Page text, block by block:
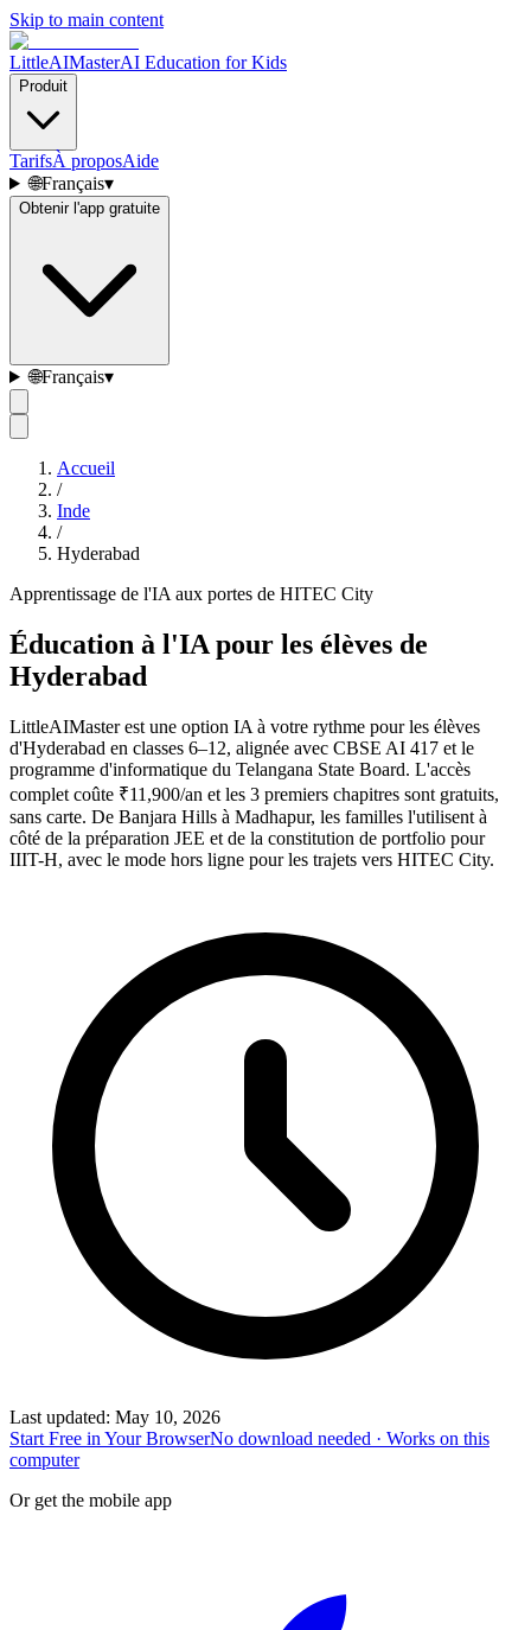
Skip to main content
LittleAIMasterAI Education for Kids
Produit
TarifsÀ proposAide
🌐Français▾
Obtenir l'app gratuite
🌐Français▾
Accueil
/
Inde
/
Hyderabad
Apprentissage de l'IA aux portes de HITEC City
Éducation à l'IA pour les élèves de
Hyderabad
LittleAIMaster est une option IA à votre rythme pour les élèves
d'Hyderabad en classes 6–12, alignée avec CBSE AI 417 et le
programme d'informatique du Telangana State Board. L'accès
complet coûte ₹11,900/an et les 3 premiers chapitres sont gratuits,
sans carte. De Banjara Hills à Madhapur, les familles l'utilisent à
côté de la préparation JEE et de la constitution de portfolio pour
IIIT-H, avec le mode hors ligne pour les trajets vers HITEC City.
Last updated: May 10, 2026
Start Free in Your BrowserNo download needed · Works on this
computer
Or get the mobile app